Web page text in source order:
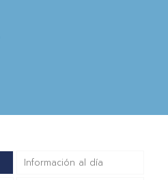
Información al día